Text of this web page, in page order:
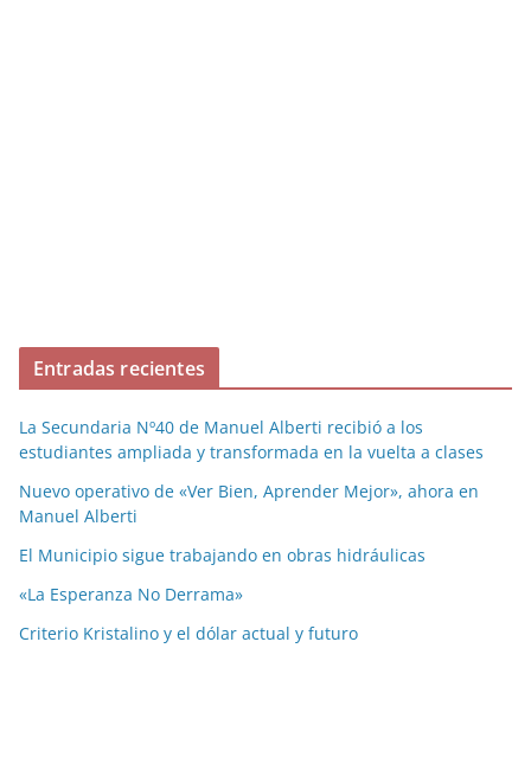
Entradas recientes
La Secundaria Nº40 de Manuel Alberti recibió a los
estudiantes ampliada y transformada en la vuelta a clases
Nuevo operativo de «Ver Bien, Aprender Mejor», ahora en
Manuel Alberti
El Municipio sigue trabajando en obras hidráulicas
«La Esperanza No Derrama»
Criterio Kristalino y el dólar actual y futuro